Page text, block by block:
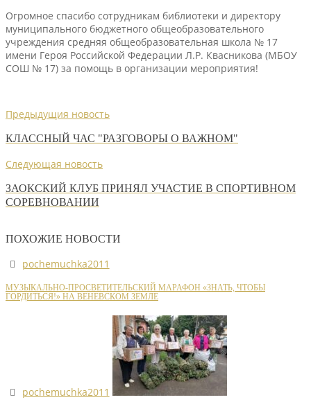
Огромное спасибо сотрудникам библиотеки и директору
муниципального бюджетного общеобразовательного
учреждения средняя общеобразовательная школа № 17
имени Героя Российской Федерации Л.Р. Квасникова (МБОУ
СОШ № 17) за помощь в организации мероприятия!
Предыдущия новость
КЛАССНЫЙ ЧАС "РАЗГОВОРЫ О ВАЖНОМ"
Следующая новость
ЗАОКСКИЙ КЛУБ ПРИНЯЛ УЧАСТИЕ В СПОРТИВНОМ
СОРЕВНОВАНИИ
ПОХОЖИЕ НОВОСТИ
pochemuchka2011
МУЗЫКАЛЬНО-ПРОСВЕТИТЕЛЬСКИЙ МАРАФОН «ЗНАТЬ, ЧТОБЫ
ГОРДИТЬСЯ!» НА ВЕНЕВСКОМ ЗЕМЛЕ
pochemuchka2011